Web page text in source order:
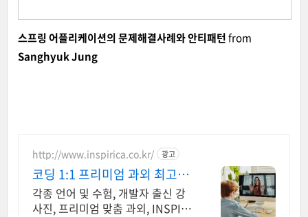
스프링 어플리케이션의 문제해결사례와 안티패턴from
Sanghyuk Jung
http://www.inspirica.co.kr/ 광고
코딩 1:1 프리미엄 과외 최고의
선생님들과 함께
각종 언어 및 수험, 개발자 출신 강
사진, 프리미엄 맞춤 과외, INSPIRI